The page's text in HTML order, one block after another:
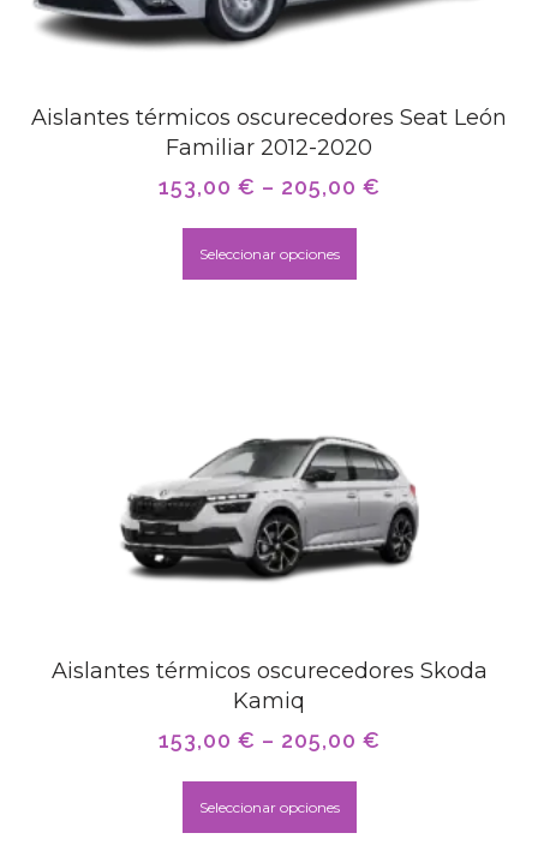
Aislantes térmicos oscurecedores Seat León
Familiar 2012-2020
153,00 € – 205,00 €
Seleccionar opciones
Aislantes térmicos oscurecedores Skoda
Kamiq
153,00 € – 205,00 €
Seleccionar opciones